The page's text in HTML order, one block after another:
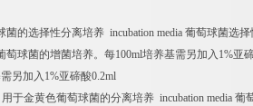
菌的选择性分离培养 incubation media 葡萄球菌选择
萄球菌的增菌培养。每100ml培养基需另加入 1%亚
另加入 1%亚碲酸0.2ml
用于金黄色葡萄球菌的分离培养 incubation media 葡